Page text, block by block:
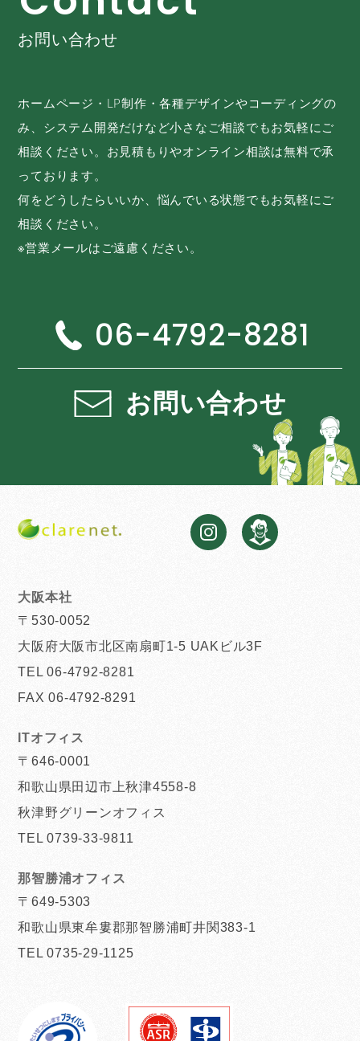
お問い合わせ
ホームページ・LP制作・各種デザインやコーディングの
み、システム開発だけなど小さなご相談でもお気軽にご
相談ください。お見積もりやオンライン相談は無料で承
っております。
何をどうしたらいいか、悩んでいる状態でもお気軽にご
相談ください。
※営業メールはご遠慮ください。
06-4792-8281
お問い合わせ
大阪本社
〒530-0052
大阪府大阪市北区南扇町1-5 UAKビル3F
TEL 06-4792-8281
FAX 06-4792-8291
ITオフィス
〒646-0001
和歌山県田辺市上秋津4558-8
秋津野グリーンオフィス
TEL 0739-33-9811
那智勝浦オフィス
〒649-5303
和歌山県東牟婁郡那智勝浦町井関383-1
TEL 0735-29-1125